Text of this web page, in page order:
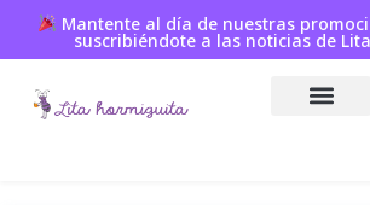
Mantente al día de nuestras
suscribiéndote a las noticias de Lita